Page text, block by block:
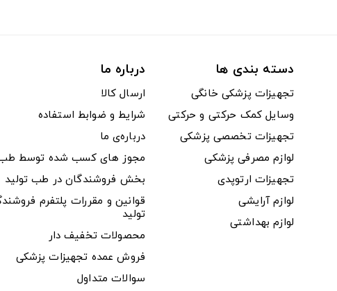
دسته بندی ها
تجهیزات پزشکی خانگی
وسایل کمک حرکتی و حرکتی
تجهیزات تخصصی پزشکی
لوازم مصرفی پزشکی
تجهیزات ارتوپدی
لوازم آرایشی
لوازم بهداشتی
درباره ما
ارسال کالا
شرایط و ضوابط استفاده
درباره‌ی ما
مجوز های کسب شده توسط طب
بخش فروشندگان در طب تولید
قوانین و مقررات پلتفرم
تولید
محصولات تخفیف دار
فروش عمده تجهیزات پزشکی
سوالات متداول